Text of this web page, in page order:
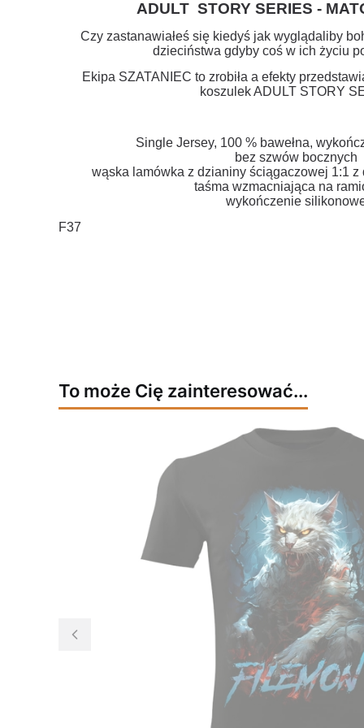
ADULT STORY SERIES -
Czy zastanawiałeś się kiedyś jak wyglądaliby
dzieciństwa gdyby coś w ich życiu
Ekipa SZATANIEC to zrobiła a efekty
koszulek ADULT STORY
Single Jersey, 100 % bawełna,
bez szwów bocznych
wąska lamówka z dzianiny ściągaczowej 1:1 z
taśma wzmacniająca na
wykończenie
F37
To może Cię zainteresować...